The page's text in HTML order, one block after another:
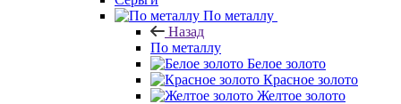
По металлу
Назад
По металлу
Белое золото
Красное золото
Желтое золото